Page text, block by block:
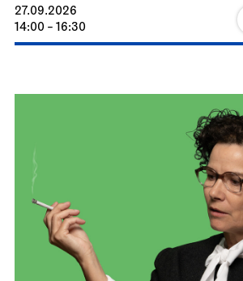
27.09.2026
14:00 - 16:30